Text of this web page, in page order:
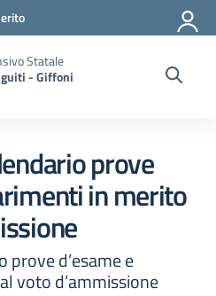
Statale
- Giffoni
prove
in merito
prove d’esame e
voto d’ammissione